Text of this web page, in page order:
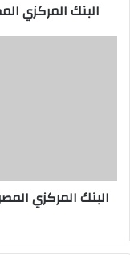
البنك المركزي
البنك المركزي